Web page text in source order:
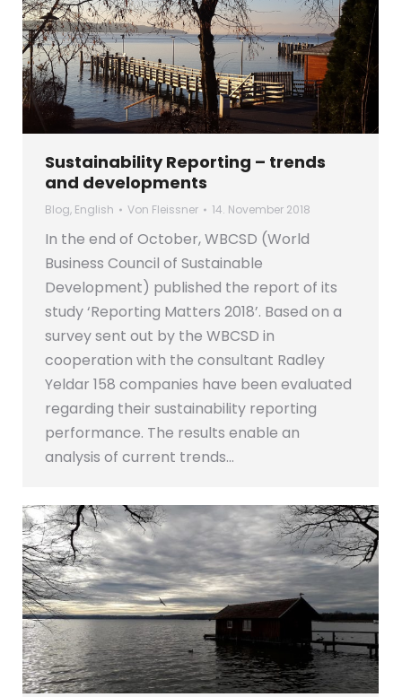
Sustainability Reporting – trends
and developments
Blog, English Von Fleissner 14. November 2018
In the end of October, WBCSD (World
Business Council of Sustainable
Development) published the report of its
study ‘Reporting Matters 2018’. Based on a
survey sent out by the WBCSD in
cooperation with the consultant Radley
Yeldar 158 companies have been evaluated
regarding their sustainability reporting
performance. The results enable an
analysis of current trends…